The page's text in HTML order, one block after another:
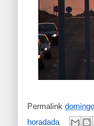
Permalink
horadada